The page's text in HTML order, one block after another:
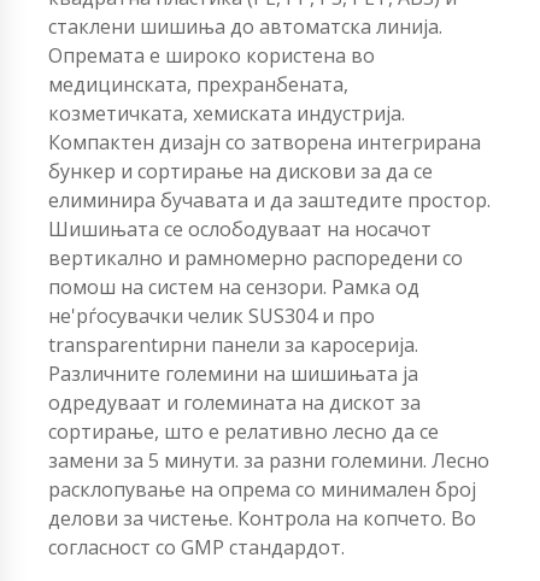
стаклени шишиња до автоматска линија.
Опремата е широко користена во
медицинската, прехранбената,
козметичката, хемиската индустрија.
Компактен дизајн со затворена интегрирана
бункер и сортирање на дискови за да се
елиминира бучавата и да заштедите простор.
Шишињата се ослободуваат на носачот
вертикално и рамномерно распоредени со
помош на систем на сензори. Рамка од
не'рѓосувачки челик SUS304 и про
transparentирни панели за каросерија.
Различните големини на шишињата ја
одредуваат и големината на дискот за
сортирање, што е релативно лесно да се
замени за 5 минути. за разни големини. Лесно
расклопување на опрема со минимален број
делови за чистење. Контрола на копчето. Во
согласност со GMP стандардот.